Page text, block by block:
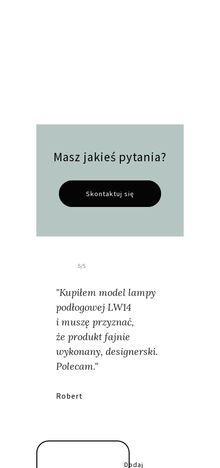
5/5
"Kupiłem model lampy
podłogowej LW14
i muszę przyznać,
że produkt fajnie
wykonany, designerski.
Polecam."
Robert
Dodaj
Masz jakieś pytania?
Skontaktuj się